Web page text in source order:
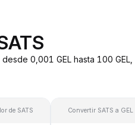
0,001 GEL hasta 100
de SATS Convertir SATS a GEL